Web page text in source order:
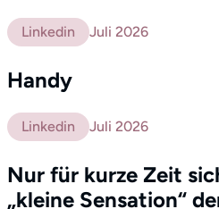
Linkedin Juli 2026
Handy
Linkedin Juli 2026
Nur für kurze Zeit
„kleine Sensation“